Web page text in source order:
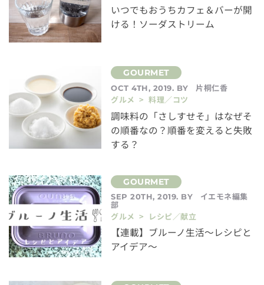
いつでもおうちカフェ＆バーが開
ける！ソーダストリーム
OCT 4TH, 2019. BY
片桐仁香
グルメ > 料理／コツ
調味料の「さしすせそ」はなぜそ
の順番なの？順番を変えると失敗
する？
SEP 20TH, 2019. BY イエモネ編集
部
グルメ > レシピ／献立
【連載】ブルーノ生活〜レシピと
アイデア〜